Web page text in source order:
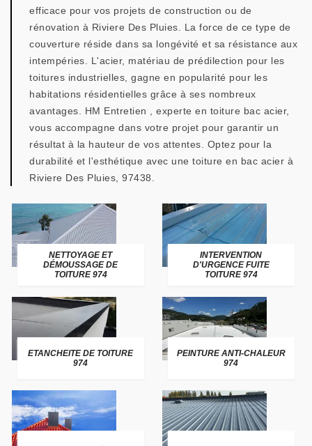
efficace pour vos projets de construction ou de
rénovation à Riviere Des Pluies. La force de ce type de
couverture réside dans sa longévité et sa résistance aux
intempéries. L'acier, matériau de prédilection pour les
toitures industrielles, gagne en popularité pour les
habitations résidentielles grâce à ses nombreux
avantages. HM Entretien , experte en toiture bac acier,
vous accompagne dans votre projet pour garantir un
résultat à la hauteur de vos attentes. Optez pour la
durabilité et l'esthétique avec une toiture en bac acier à
Riviere Des Pluies, 97438.
NETTOYAGE ET
DÉMOUSSAGE DE
TOITURE 974
INTERVENTION
D'URGENCE FUITE
TOITURE 974
ETANCHEITE DE TOITURE
974
PEINTURE ANTI-CHALEUR
974